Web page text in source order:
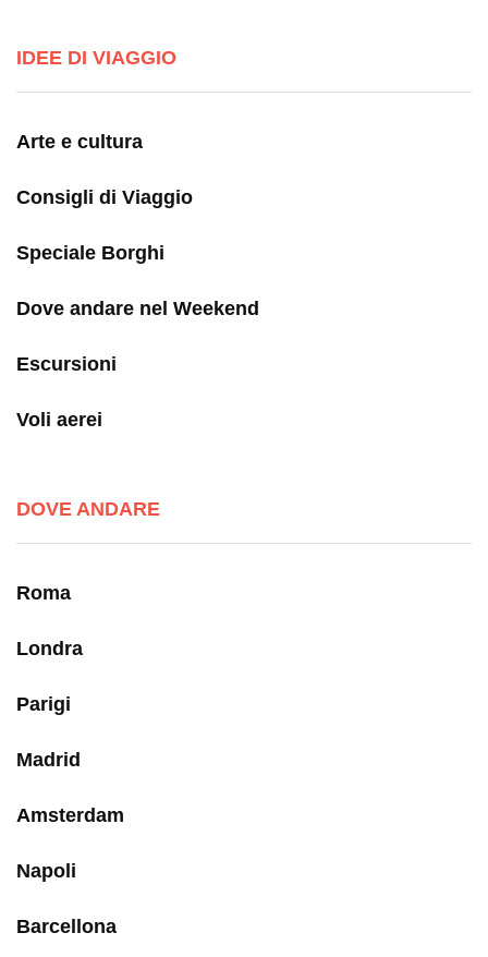
IDEE DI VIAGGIO
Arte e cultura
Consigli di Viaggio
Speciale Borghi
Dove andare nel Weekend
Escursioni
Voli aerei
DOVE ANDARE
Roma
Londra
Parigi
Madrid
Amsterdam
Napoli
Barcellona